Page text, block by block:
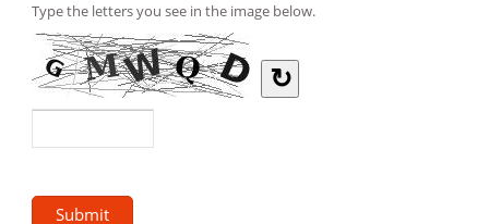
Type the letters you see in the image below.
↻